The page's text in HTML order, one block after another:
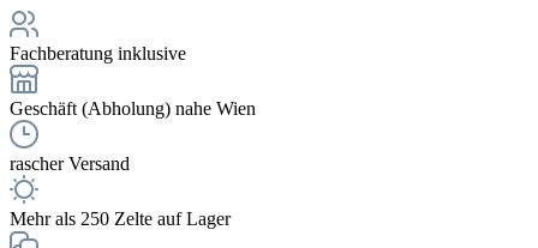
Fachberatung inklusive
Geschäft (Abholung) nahe Wien
rascher Versand
Mehr als 250 Zelte auf Lager